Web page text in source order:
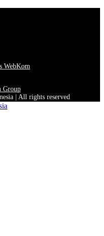
WebKom
Group
| All rights reserved